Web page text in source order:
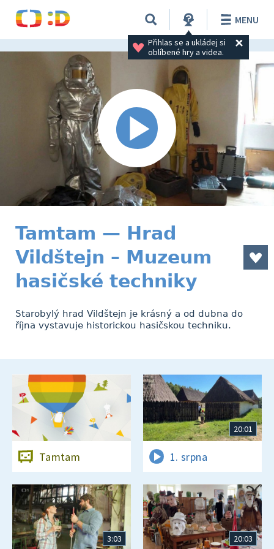
Přihlas se a ukládej si
oblíbené hry a videa.
MENU
Tamtam — Hrad
Vildštejn – Muzeum
hasičské techniky
Starobylý hrad Vildštejn je krásný a od dubna do
října vystavuje historickou hasičskou techniku.
Tamtam
20:01
1. srpna
3:03 20:03